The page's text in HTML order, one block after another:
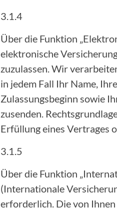
3.1.4
Über die Funktion
elektronische
zuzulassen. Wir
in jedem Fall Ihr Name,
Zulassungsbeginn sowie
zusenden.
Erfüllung eines Vertrages
3.1.5
Über die Funktion
(Internationale
erforderlich. Die von